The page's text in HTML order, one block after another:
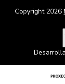
Copyright 2026